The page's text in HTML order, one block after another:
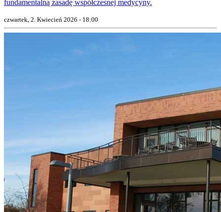
fundamentalną zasadę współczesnej medycyny.
czwartek, 2. Kwiecień 2026 - 18:00